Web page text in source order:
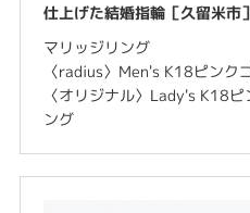
仕上げた結婚指輪［久留米市］
マリッジリング
〈radius〉Men's K18ピンク
〈オリジナル〉Lady's K18
ング